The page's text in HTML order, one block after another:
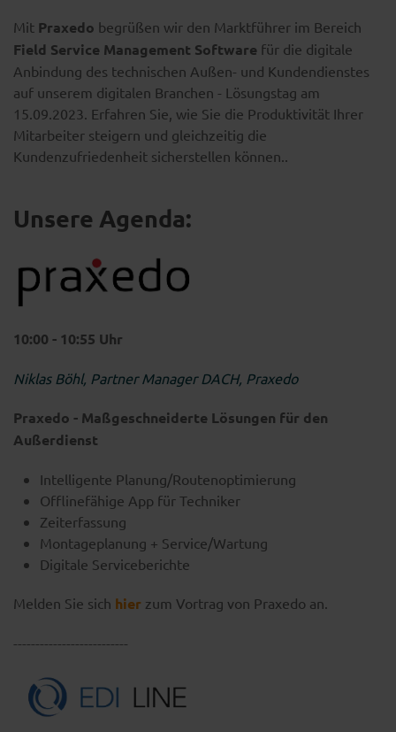
Mit Praxedo begrüßen wir den Marktführer im Bereich
Field Service Management Software für die digitale
Anbindung des technischen Außen- und Kundendienstes
auf unserem digitalen Branchen - Lösungstag am
15.09.2023. Erfahren Sie, wie Sie die Produktivität Ihrer
Mitarbeiter steigern und gleichzeitig die
Kundenzufriedenheit sicherstellen können..
Unsere Agenda:
10:00 - 10:55 Uhr
Niklas Böhl, Partner Manager DACH, Praxedo
Praxedo - Maßgeschneiderte Lösungen für den
Außerdienst
Intelligente Planung/Routenoptimierung
Offlinefähige App für Techniker
Zeiterfassung
Montageplanung + Service/Wartung
Digitale Serviceberichte
Melden Sie sich hier zum Vortrag von Praxedo an.
--------------------------